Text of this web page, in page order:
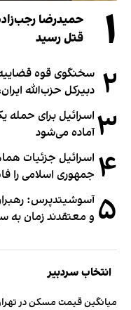
۱
حمیدرضا
قتل رسید
۲ سخنگوی قوه قضاییه
دبیر‌کل حزب‌الله
۳ اسرائیل برای حمله
آماده می‌شود
۴ اسرائیل جزئیات
جمهوری اسلامی را
۵ آسوشیتدپرس:
و معتقدند زمان
انتخاب سردبیر